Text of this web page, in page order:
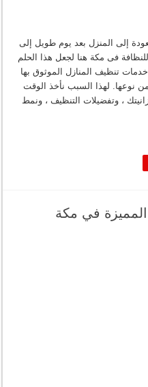
إلى المنزل بعد يوم طويل إلى
فى مكة هنا لجعل هذا الحلم
تنظيف المنازل الموثوق بها
نوعها. لهذا السبب نأخذ الوقت
، وتفضيلات التنظيف ، ونمط
في مكة